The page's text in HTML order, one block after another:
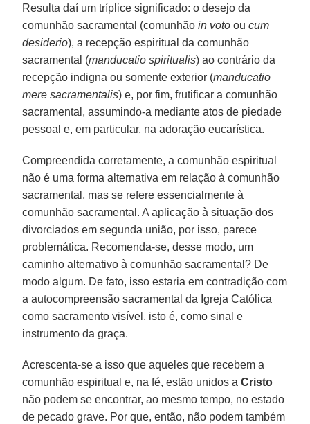
Resulta daí um tríplice significado: o desejo da
comunhão sacramental (comunhãoin voto oucum
desiderio), a recepção espiritual da comunhão
sacramental (manducatio spiritualis) ao contrário da
recepção indigna ou somente exterior (manducatio
mere sacramentalis) e, por fim, frutificar a comunhão
sacramental, assumindo-a mediante atos de piedade
pessoal e, em particular, na adoração eucarística.
Compreendida corretamente, a comunhão espiritual
não é uma forma alternativa em relação à comunhão
sacramental, mas se refere essencialmente à
comunhão sacramental. A aplicação à situação dos
divorciados em segunda união, por isso, parece
problemática. Recomenda-se, desse modo, um
caminho alternativo à comunhão sacramental? De
modo algum. De fato, isso estaria em contradição com
a autocompreensão sacramental da Igreja Católica
como sacramento visível, isto é, como sinal e
instrumento da graça.
Acrescenta-se a isso que aqueles que recebem a
comunhão espiritual e, na fé, estão unidos aCristo
não podem se encontrar, ao mesmo tempo, no estado
de pecado grave. Por que, então, não podem também